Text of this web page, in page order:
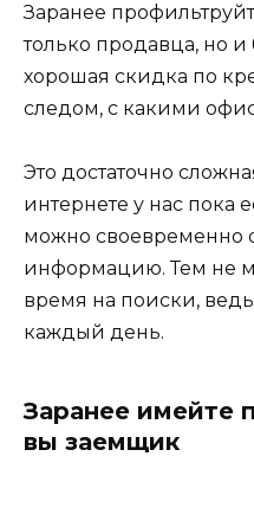
Заранее
только продавца, но и
хорошая скидка по
следом, с какими
Это достаточно
интернете у нас пока
можно своевременно
информацию. Тем не
время на поиски, ведь
каждый день.
Заранее имейте
вы заемщик